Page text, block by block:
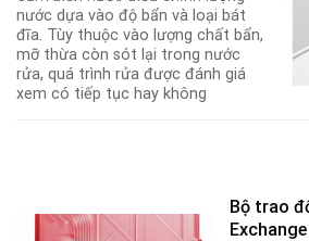
nước dựa vào độ bẩn và loại bát
đĩa. Tùy thuộc vào lượng chất bẩn,
mỡ thừa còn sót lại trong nước
rửa, quá trình rửa được đánh giá
xem có tiếp tục hay không
Bộ trao
Exchange